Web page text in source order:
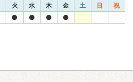
火 水 木 金 土 日 祝